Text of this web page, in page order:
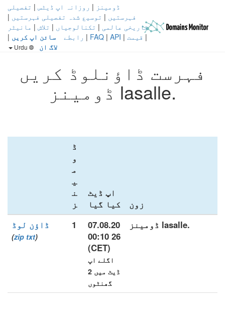
ڈومینز | روزانہ اپ ڈیٹس | تفصیلی
فہرستیں | توسیع شدہ تفصیلی فہرستیں |
تاریخی عالمی | تکنالوجیاں | تلاش | مانیٹر
| قیمت |
FAQ | API
| رابطے سائن اپ کریں |
لاگ ان
فہرست ڈاؤنلوڈ کریں
.lasalle ڈومینز
زون
اپ ڈیٹ
کیا گیا
ڈ
و
م
ی
ن
ز
.lasalle ڈومینز
07.08.20
26 00:10
(CET)
اگلے اپ
ڈیٹ میں 2
گھنٹوں
1 ڈاؤن لوڈ
(
zip txt
)